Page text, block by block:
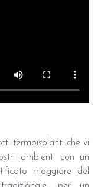
termoisolanti che vi
ambienti con un
maggiore del